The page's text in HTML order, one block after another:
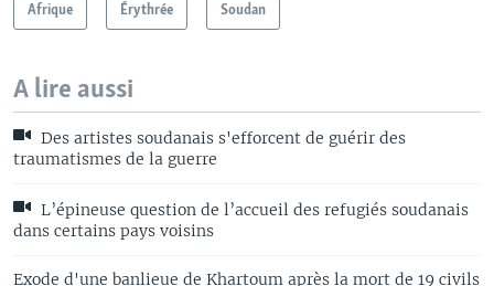
Afrique Érythrée Soudan
A lire aussi
Des artistes soudanais s'efforcent de guérir des
traumatismes de la guerre
L’épineuse question de l’accueil des refugiés soudanais
dans certains pays voisins
Exode d'une banlieue de Khartoum après la mort de 19 civils